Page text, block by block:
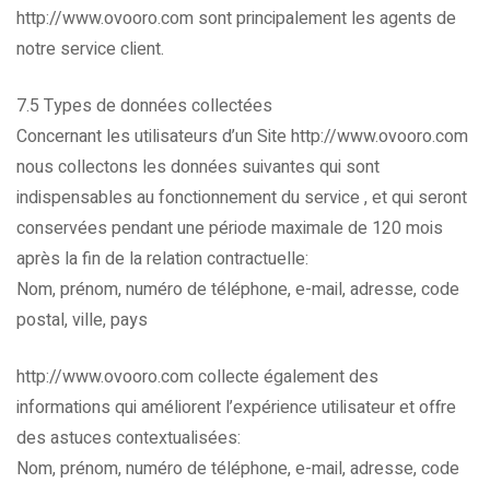
http://www.ovooro.com sont principalement les agents de
notre service client.
7.5 Types de données collectées
Concernant les utilisateurs d’un Site http://www.ovooro.com
nous collectons les données suivantes qui sont
indispensables au fonctionnement du service , et qui seront
conservées pendant une période maximale de 120 mois
après la fin de la relation contractuelle:
Nom, prénom, numéro de téléphone, e-mail, adresse, code
postal, ville, pays
http://www.ovooro.com collecte également des
informations qui améliorent l’expérience utilisateur et offre
des astuces contextualisées:
Nom, prénom, numéro de téléphone, e-mail, adresse, code